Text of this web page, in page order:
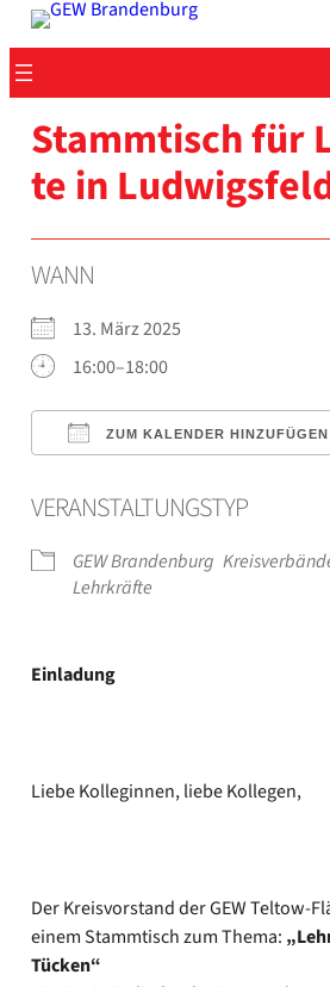
Zum
Inhalt
springen
Stamm­tisch für
te in
WANN
13. März 2025
16:00–18:00
ZUM KALENDER HINZUFÜGEN
VER­AN­STAL­TUNGS­TYP
GEW Bran­den­burg
Lehr­kräf­te
Ein­la­dung
Lie­be Kol­le­gin­nen, lie­be Kol­le­gen,
Der Kreis­vor­stand der GEW Teltow-
einem Stamm­tisch zum The­ma:
Tücken“